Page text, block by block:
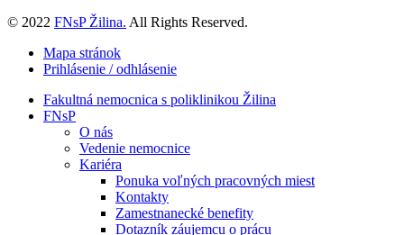
© 2022 FNsP Žilina. All Rights Reserved.
Mapa stránok
Prihlásenie / odhlásenie
Fakultná nemocnica s poliklinikou Žilina
FNsP
O nás
Vedenie nemocnice
Kariéra
Ponuka voľných pracovných miest
Kontakty
Zamestnanecké benefity
Dotazník záujemcu o prácu